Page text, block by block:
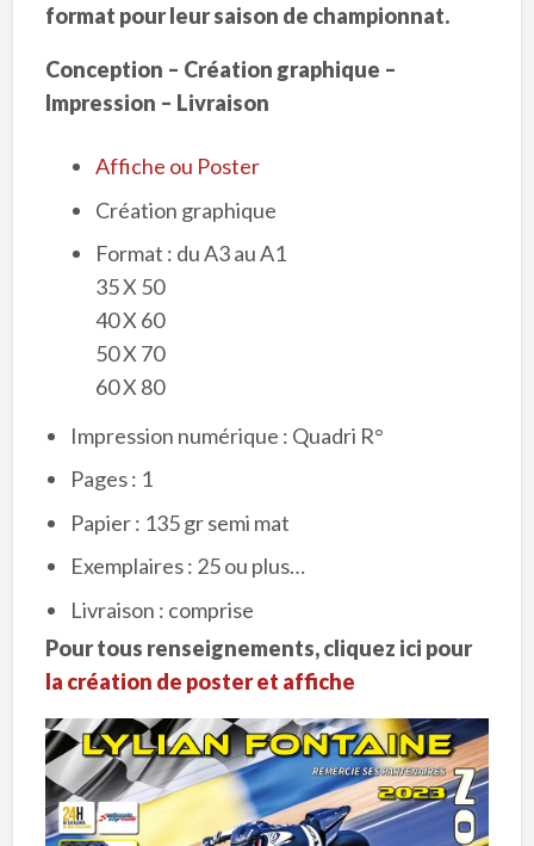
format pour leur saison de championnat.
Conception – Création graphique –
Impression – Livraison
Affiche ou Poster
Création graphique
Format : du A3 au A1
35 X 50
40 X 60
50 X 70
60 X 80
Impression numérique : Quadri R°
Pages : 1
Papier : 135 gr semi mat
Exemplaires : 25 ou plus…
Livraison : comprise
Pour tous renseignements, cliquez ici pour
la création de poster et affiche